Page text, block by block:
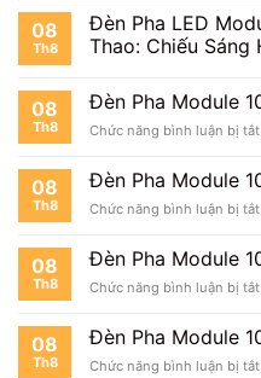
08
Th8
Đèn Pha LED
Thao: Chiếu Sáng
08
Th8
Đèn Pha Module
Chức năng bình luận bị tắtở
08
Th8
Đèn Pha Module
Chức năng bình luận bị tắtở
08
Th8
Đèn Pha Module
Chức năng bình luận bị tắtở
08
Th8
Đèn Pha Module
Chức năng bình luận bị tắtở